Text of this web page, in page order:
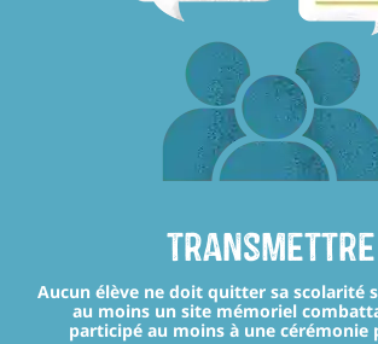
transmettre
Aucun élève ne doit quitter sa scolarité
au moins un site mémoriel
participé au moins à une cérémonie